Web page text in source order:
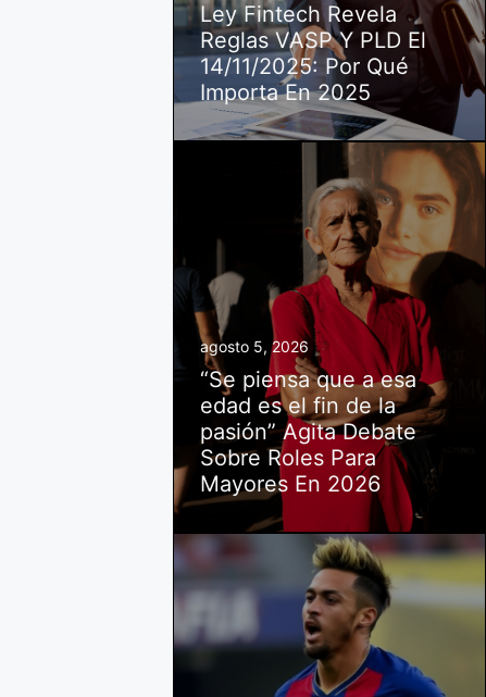
Ley Fintech Revela
Reglas VASP Y PLD El
14/11/2025: Por Qué
Importa En 2025
agosto 5, 2026
“Se piensa que a esa
edad es el fin de la
pasión” Agita Debate
Sobre Roles Para
Mayores En 2026